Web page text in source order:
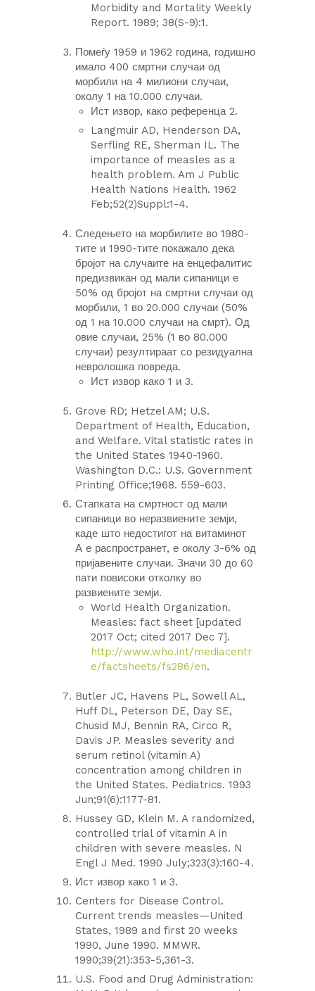
Morbidity and Mortality Weekly
Report. 1989; 38(S-9):1.
Помеѓу 1959 и 1962 година, годишно
имало 400 смртни случаи од
морбили на 4 милиони случаи,
околу 1 на 10.000 случаи.
Ист извор, како реферeнца 2.
Langmuir AD, Henderson DA,
Serfling RE, Sherman IL. The
importance of measles as a
health problem. Am J Public
Health Nations Health. 1962
Feb;52(2)Suppl:1-4.
Следењето на морбилите во 1980-
тите и 1990-тите покажало дека
бројот на случаите на енцефалитис
предизвикан од мали сипаници е
50% од бројот на смртни случаи од
морбили, 1 во 20.000 случаи (50%
од 1 на 10.000 случаи на смрт). Од
овие случаи, 25% (1 во 80.000
случаи) резултираат со резидуална
невролошка повреда.
Ист извор како 1 и 3.
Grove RD; Hetzel AM; U.S.
Department of Health, Education,
and Welfare. Vital statistic rates in
the United States 1940-1960.
Washington D.C.: U.S. Government
Printing Office;1968. 559-603.
Стапката на смртност од мали
сипаници во неразвиените земји,
каде што недостигот на витаминот
А е распространет, е околу 3-6% од
пријавените случаи. Значи 30 до 60
пати повисоки отколку во
развиените земји.
World Health Organization.
Measles: fact sheet [updated
2017 Oct; cited 2017 Dec 7].
http://www.who.int/mediacentr
e/factsheets/fs286/en.
Butler JC, Havens PL, Sowell AL,
Huff DL, Peterson DE, Day SE,
Chusid MJ, Bennin RA, Circo R,
Davis JP. Measles severity and
serum retinol (vitamin A)
concentration among children in
the United States. Pediatrics. 1993
Jun;91(6):1177-81.
Hussey GD, Klein M. A randomized,
controlled trial of vitamin A in
children with severe measles. N
Engl J Med. 1990 July;323(3):160-4.
Ист извор како 1 и 3.
Centers for Disease Control.
Current trends measles—United
States, 1989 and first 20 weeks
1990, June 1990. MMWR.
1990;39(21):353-5,361-3.
U.S. Food and Drug Administration: